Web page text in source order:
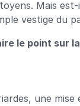
Mais
vestige du
le point sur
une mise